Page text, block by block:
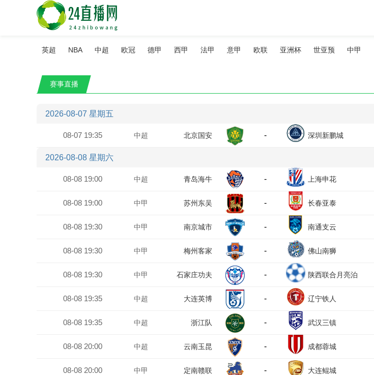
英超 NBA 中超 欧冠 德甲 西甲 法甲 意甲 欧联 亚洲杯 世亚预 中甲
赛事直播
2026-08-07 星期五
08-07 19:35 中超 北京国安 - 深圳新鹏城
2026-08-08 星期六
08-08 19:00 中超 青岛海牛 - 上海申花
08-08 19:00 中甲 苏州东吴 - 长春亚泰
08-08 19:30 中甲 南京城市 - 南通支云
08-08 19:30 中甲 梅州客家 - 佛山南狮
08-08 19:30 中甲 石家庄功夫 - 陕西联合月亮泊
队
08-08 19:35 中超 大连英博 - 辽宁铁人
08-08 19:35 中超 浙江队 - 武汉三镇
08-08 20:00 中超 云南玉昆 - 成都蓉城
08-08 20:00 中甲 定南赣联 - 大连鲲城